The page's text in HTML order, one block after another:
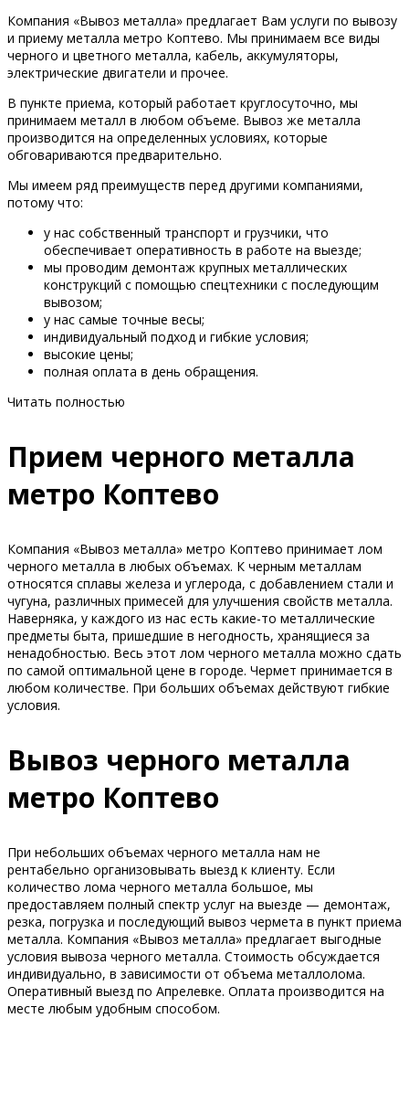
Компания «Вывоз металла» предлагает Вам услуги по вывозу
и приему металла метро Коптево. Мы принимаем все виды
черного и цветного металла, кабель, аккумуляторы,
электрические двигатели и прочее.
В пункте приема, который работает круглосуточно, мы
принимаем металл в любом объеме. Вывоз же металла
производится на определенных условиях, которые
обговариваются предварительно.
Мы имеем ряд преимуществ перед другими компаниями,
потому что:
у нас собственный транспорт и грузчики, что
обеспечивает оперативность в работе на выезде;
мы проводим демонтаж крупных металлических
конструкций с помощью спецтехники с последующим
вывозом;
у нас самые точные весы;
индивидуальный подход и гибкие условия;
высокие цены;
полная оплата в день обращения.
Читать полностью
Прием черного металла
метро Коптево
Компания «Вывоз металла» метро Коптево принимает лом
черного металла в любых объемах. К черным металлам
относятся сплавы железа и углерода, с добавлением стали и
чугуна, различных примесей для улучшения свойств металла.
Наверняка, у каждого из нас есть какие-то металлические
предметы быта, пришедшие в негодность, хранящиеся за
ненадобностью. Весь этот лом черного металла можно сдать
по самой оптимальной цене в городе. Чермет принимается в
любом количестве. При больших объемах действуют гибкие
условия.
Вывоз черного металла
метро Коптево
При небольших объемах черного металла нам не
рентабельно организовывать выезд к клиенту. Если
количество лома черного металла большое, мы
предоставляем полный спектр услуг на выезде — демонтаж,
резка, погрузка и последующий вывоз чермета в пункт приема
металла. Компания «Вывоз металла» предлагает выгодные
условия вывоза черного металла. Стоимость обсуждается
индивидуально, в зависимости от объема металлолома.
Оперативный выезд по Апрелевке. Оплата производится на
месте любым удобным способом.